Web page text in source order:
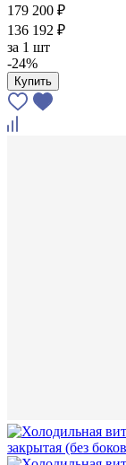
179 200 ₽
136 192 ₽
за 1 шт
-24%
Купить